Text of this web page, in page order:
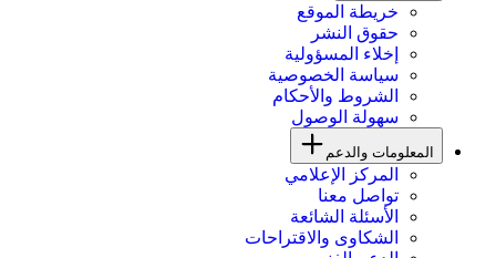
خريطة الموقع
حقوق النشر
إخلاء المسؤولية
سياسة الخصوصية
الشروط والأحكام
سهولة الوصول
المعلومات والدعم
المركز الإعلامي
تواصل معنا
الأسئلة الشائعة
الشكاوى والاقتراحات